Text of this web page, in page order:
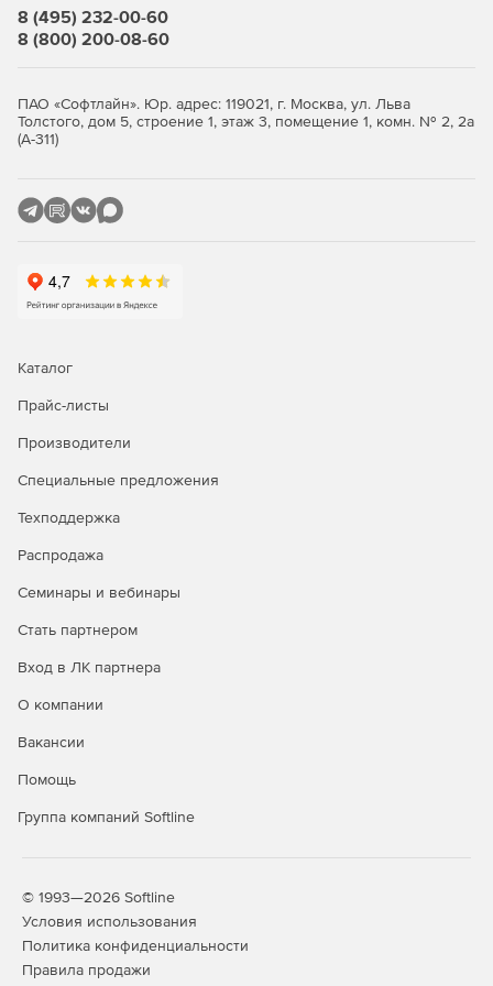
«Трассы и профили»
трубопроводов и других линейных сооружений
построения продольных профилей.
Обеспечивает создание, хранение и обработку
Конфигурация «Геология»
базе данных геологических скважин.
обеспеченности и проведение расчётов изменений
Конфигурация «Трубопроводы»
Моделирование магистральных и промысловых
и газопроводов систем газоснабжения.
протяженных сооружений.
индивидуализированными табличными вставками.
Генерация геологических поперечников на
основании разведданных скважин.
8 (495) 232-00-60
8 (800) 200-08-60
ПАО «Софтлайн». Юр. адрес: 119021, г. Москва, ул. Льва
Толстого, дом 5, строение 1, этаж 3, помещение 1, комн. № 2, 2а
(А-311)
Каталог
Прайс-листы
Производители
Специальные предложения
Техподдержка
Распродажа
Семинары и вебинары
Стать партнером
Вход в ЛК партнера
О компании
Вакансии
Помощь
Группа компаний Softline
© 1993—2026 Softline
Условия использования
Политика конфиденциальности
Правила продажи